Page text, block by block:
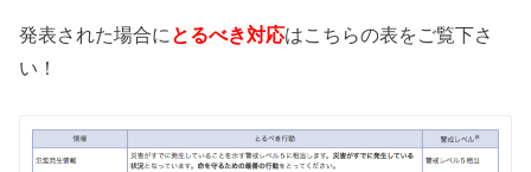
発表された場合に とるべき対応はこちらの表をご覧下さ
い！